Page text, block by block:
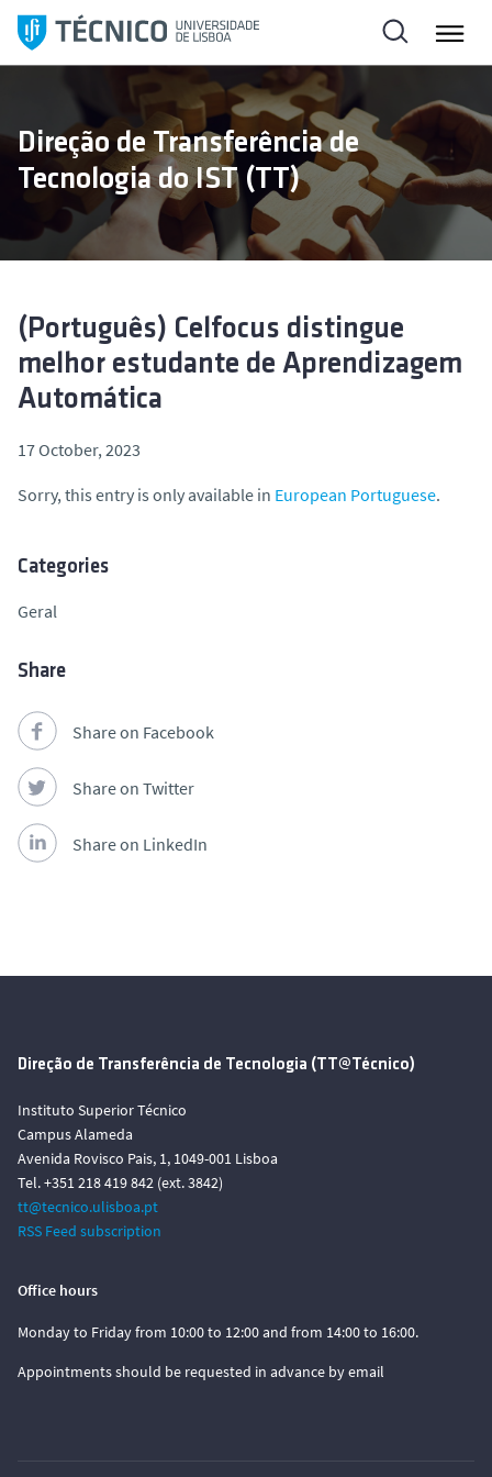
i
t
Direção de Transferência de
Tecnologia do IST (TT)
(Português) Celfocus distingue
melhor estudante de Aprendizagem
Automática
17 October, 2023
Sorry, this entry is only available in European Portuguese.
Categories
Geral
Share
Share on Facebook
Share on Twitter
Share on LinkedIn
Direção de Transferência de Tecnologia (TT@Técnico)
Instituto Superior Técnico
Campus Alameda
Avenida Rovisco Pais, 1, 1049-001 Lisboa
Tel. +351 218 419 842 (ext. 3842)
tt@tecnico.ulisboa.pt
RSS Feed subscription
Office hours
Monday to Friday from 10:00 to 12:00 and from 14:00 to 16:00.
Appointments should be requested in advance by email